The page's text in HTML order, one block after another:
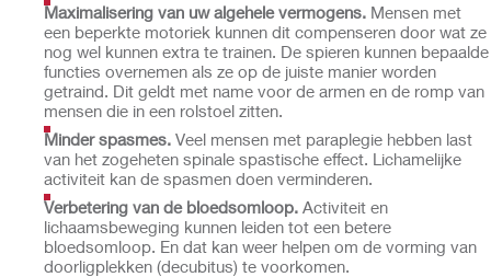
Maximalisering van uw algehele vermogens. Mensen met
een beperkte motoriek kunnen dit compenseren door wat ze
nog wel kunnen extra te trainen. De spieren kunnen bepaalde
functies overnemen als ze op de juiste manier worden
getraind. Dit geldt met name voor de armen en de romp van
mensen die in een rolstoel zitten.
Minder spasmes. Veel mensen met paraplegie hebben last
van het zogeheten spinale spastische effect. Lichamelijke
activiteit kan de spasmen doen verminderen.
Verbetering van de bloedsomloop. Activiteit en
lichaamsbeweging kunnen leiden tot een betere
bloedsomloop. En dat kan weer helpen om de vorming van
doorligplekken (decubitus) te voorkomen.